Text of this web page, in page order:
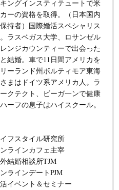
ングインスティテュートで米
ーの資格を取得。（日本国内
持者）国際婚活スペシャリス
ラスベガス大学、ロサンゼル
ンジカウンティーで出会った
結婚。車で11日間アメリカを
ーランド州ボルティモア東海
まはドイツ系アメリカ人。ラ
クテクト、ビーガ一ンで健康
ーフの息子はハイスクール。
フスタイル研究所
ラインカフェ主宰
結婚相談所TJM
ラインデートPJM
イベント＆セミナー